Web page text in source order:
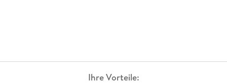
Ihre Vorteile: